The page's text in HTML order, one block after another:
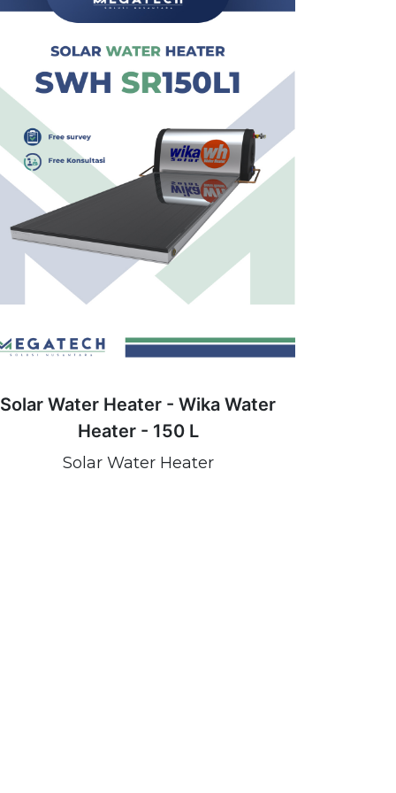
Solar Water Heater - Wika Water
Heater - 150 L
Solar Water Heater